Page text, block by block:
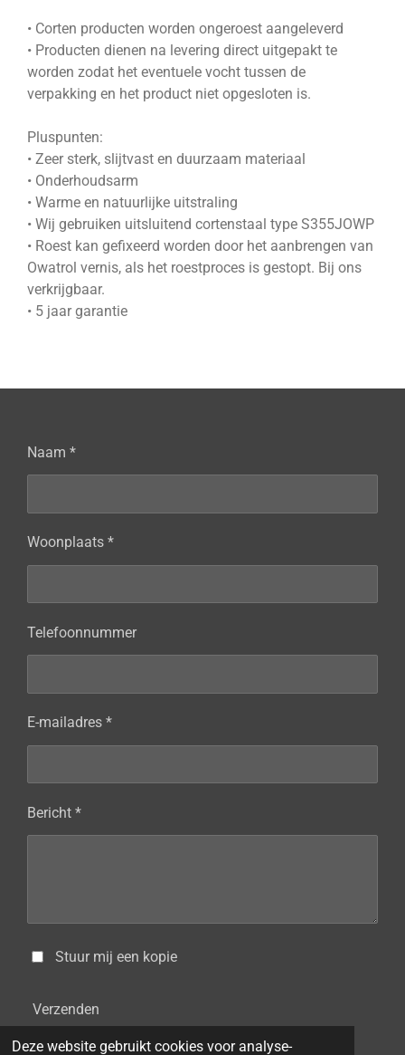
Deze website gebruikt cookies voor analyse-
n
e
n
• Corten producten worden ongeroest aangeleverd
• Producten dienen na levering direct uitgepakt te
worden zodat het eventuele vocht tussen de
verpakking en het product niet opgesloten is.
Pluspunten:
• Zeer sterk, slijtvast en duurzaam materiaal
• Onderhoudsarm
• Warme en natuurlijke uitstraling
• Wij gebruiken uitsluitend cortenstaal type S355JOWP
• Roest kan gefixeerd worden door het aanbrengen van
Owatrol vernis, als het roestproces is gestopt. Bij ons
verkrijgbaar.
• 5 jaar garantie
Naam *
Woonplaats *
Telefoonnummer
E-mailadres *
Bericht *
Stuur mij een kopie
Verzenden